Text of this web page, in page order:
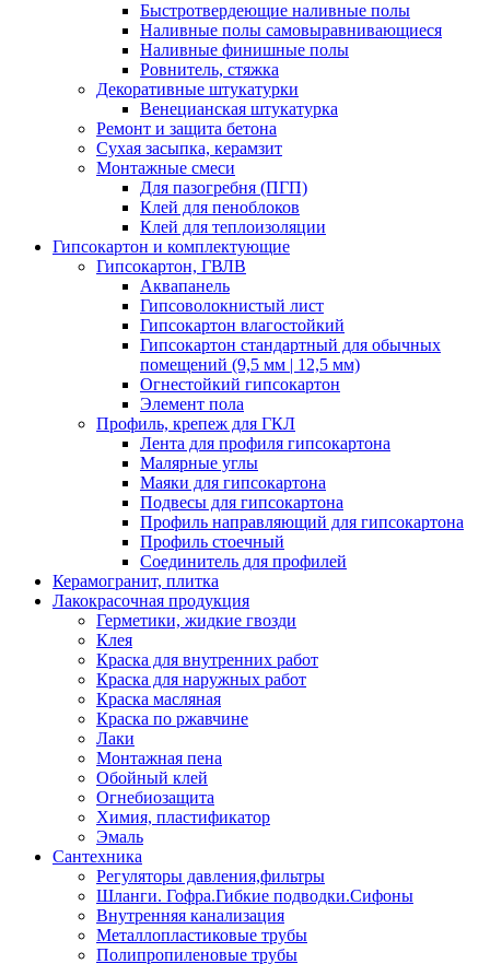
Быстротвердеющие наливные полы
Наливные полы самовыравнивающиеся
Наливные финишные полы
Ровнитель, стяжка
Декоративные штукатурки
Венецианская штукатурка
Ремонт и защита бетона
Сухая засыпка, керамзит
Монтажные смеси
Для пазогребня (ПГП)
Клей для пеноблоков
Клей для теплоизоляции
Гипсокартон и комплектующие
Гипсокартон, ГВЛВ
Аквапанель
Гипсоволокнистый лист
Гипсокартон влагостойкий
Гипсокартон стандартный для обычных
помещений (9,5 мм | 12,5 мм)
Огнестойкий гипсокартон
Элемент пола
Профиль, крепеж для ГКЛ
Лента для профиля гипсокартона
Малярные углы
Маяки для гипсокартона
Подвесы для гипсокартона
Профиль направляющий для гипсокартона
Профиль стоечный
Соединитель для профилей
Керамогранит, плитка
Лакокрасочная продукция
Герметики, жидкие гвозди
Клея
Краска для внутренних работ
Краска для наружных работ
Краска масляная
Краска по ржавчине
Лаки
Монтажная пена
Обойный клей
Огнебиозащита
Химия, пластификатор
Эмаль
Сантехника
Регуляторы давления,фильтры
Шланги. Гофра.Гибкие подводки.Сифоны
Внутренняя канализация
Металлопластиковые трубы
Полипропиленовые трубы